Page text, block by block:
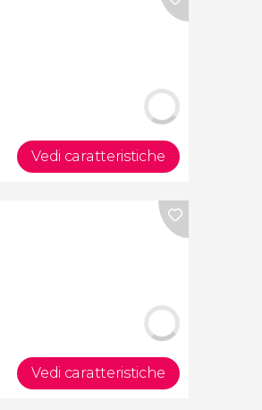
Vedi caratteristiche
Vedi caratteristiche